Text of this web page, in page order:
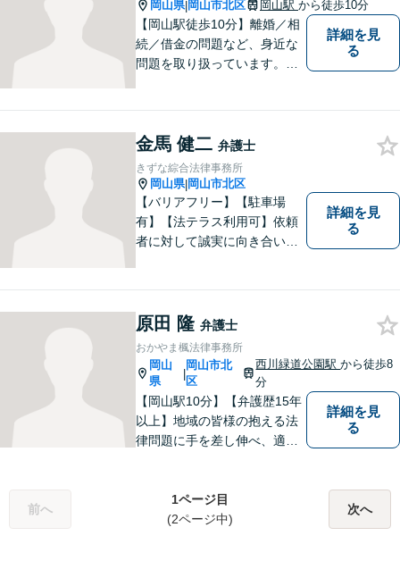
岡山県|岡山市北区 岡山駅 から徒歩10分
【岡山駅徒歩10分】離婚／相
続／借金の問題など、身近な
問題を取り扱っています。お
詳細を見
る
金馬 健二 弁護士
きずな綜合法律事務所
岡山県|岡山市北区
【バリアフリー】【駐車場
有】【法テラス利用可】依頼
者に対して誠実に向き合い、
るように準備していますので
お気軽にご相談ください。
詳細を見
る
原田 隆 弁護士
おかやま楓法律事務所
岡山
県
|
岡山市北
区
西川緑道公園駅から徒歩8
分
【岡山駅10分】【弁護歴15年
以上】地域の皆様の抱える法
律問題に手を差し伸べ、適切
相談にいらしてください。よ
くお話をお伺いし、ご希望を
詳細を見
る
前へ
1ページ目
(2ページ中)
次へ